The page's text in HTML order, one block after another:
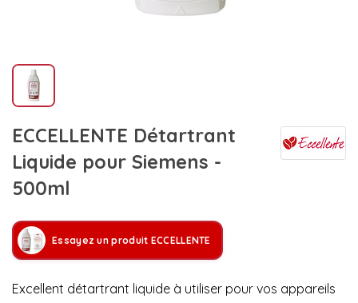
ECCELLENTE Détartrant
Liquide pour Siemens -
500ml
Essayez un produit ECCELLENTE
Excellent détartrant liquide à utiliser pour vos appareils